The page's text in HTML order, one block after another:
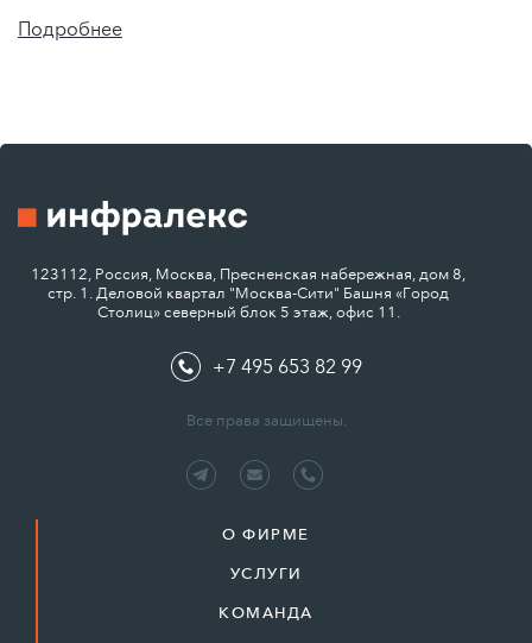
Подробнее
123112, Россия, Москва, Пресненская набережная, дом 8,
стр. 1. Деловой квартал "Москва-Сити" Башня «Город
Столиц» северный блок 5 этаж, офис 11.
+7 495 653 82 99
Все права защищены.
О ФИРМЕ
УСЛУГИ
КОМАНДА